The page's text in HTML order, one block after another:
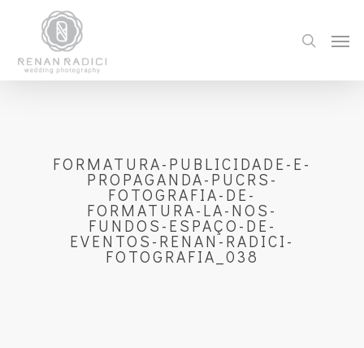
FORMATURA-PUBLICIDADE-E-
PROPAGANDA-PUCRS-
FOTOGRAFIA-DE-
FORMATURA-LA-NOS-
FUNDOS-ESPAÇO-DE-
EVENTOS-RENAN-RADICI-
FOTOGRAFIA_038